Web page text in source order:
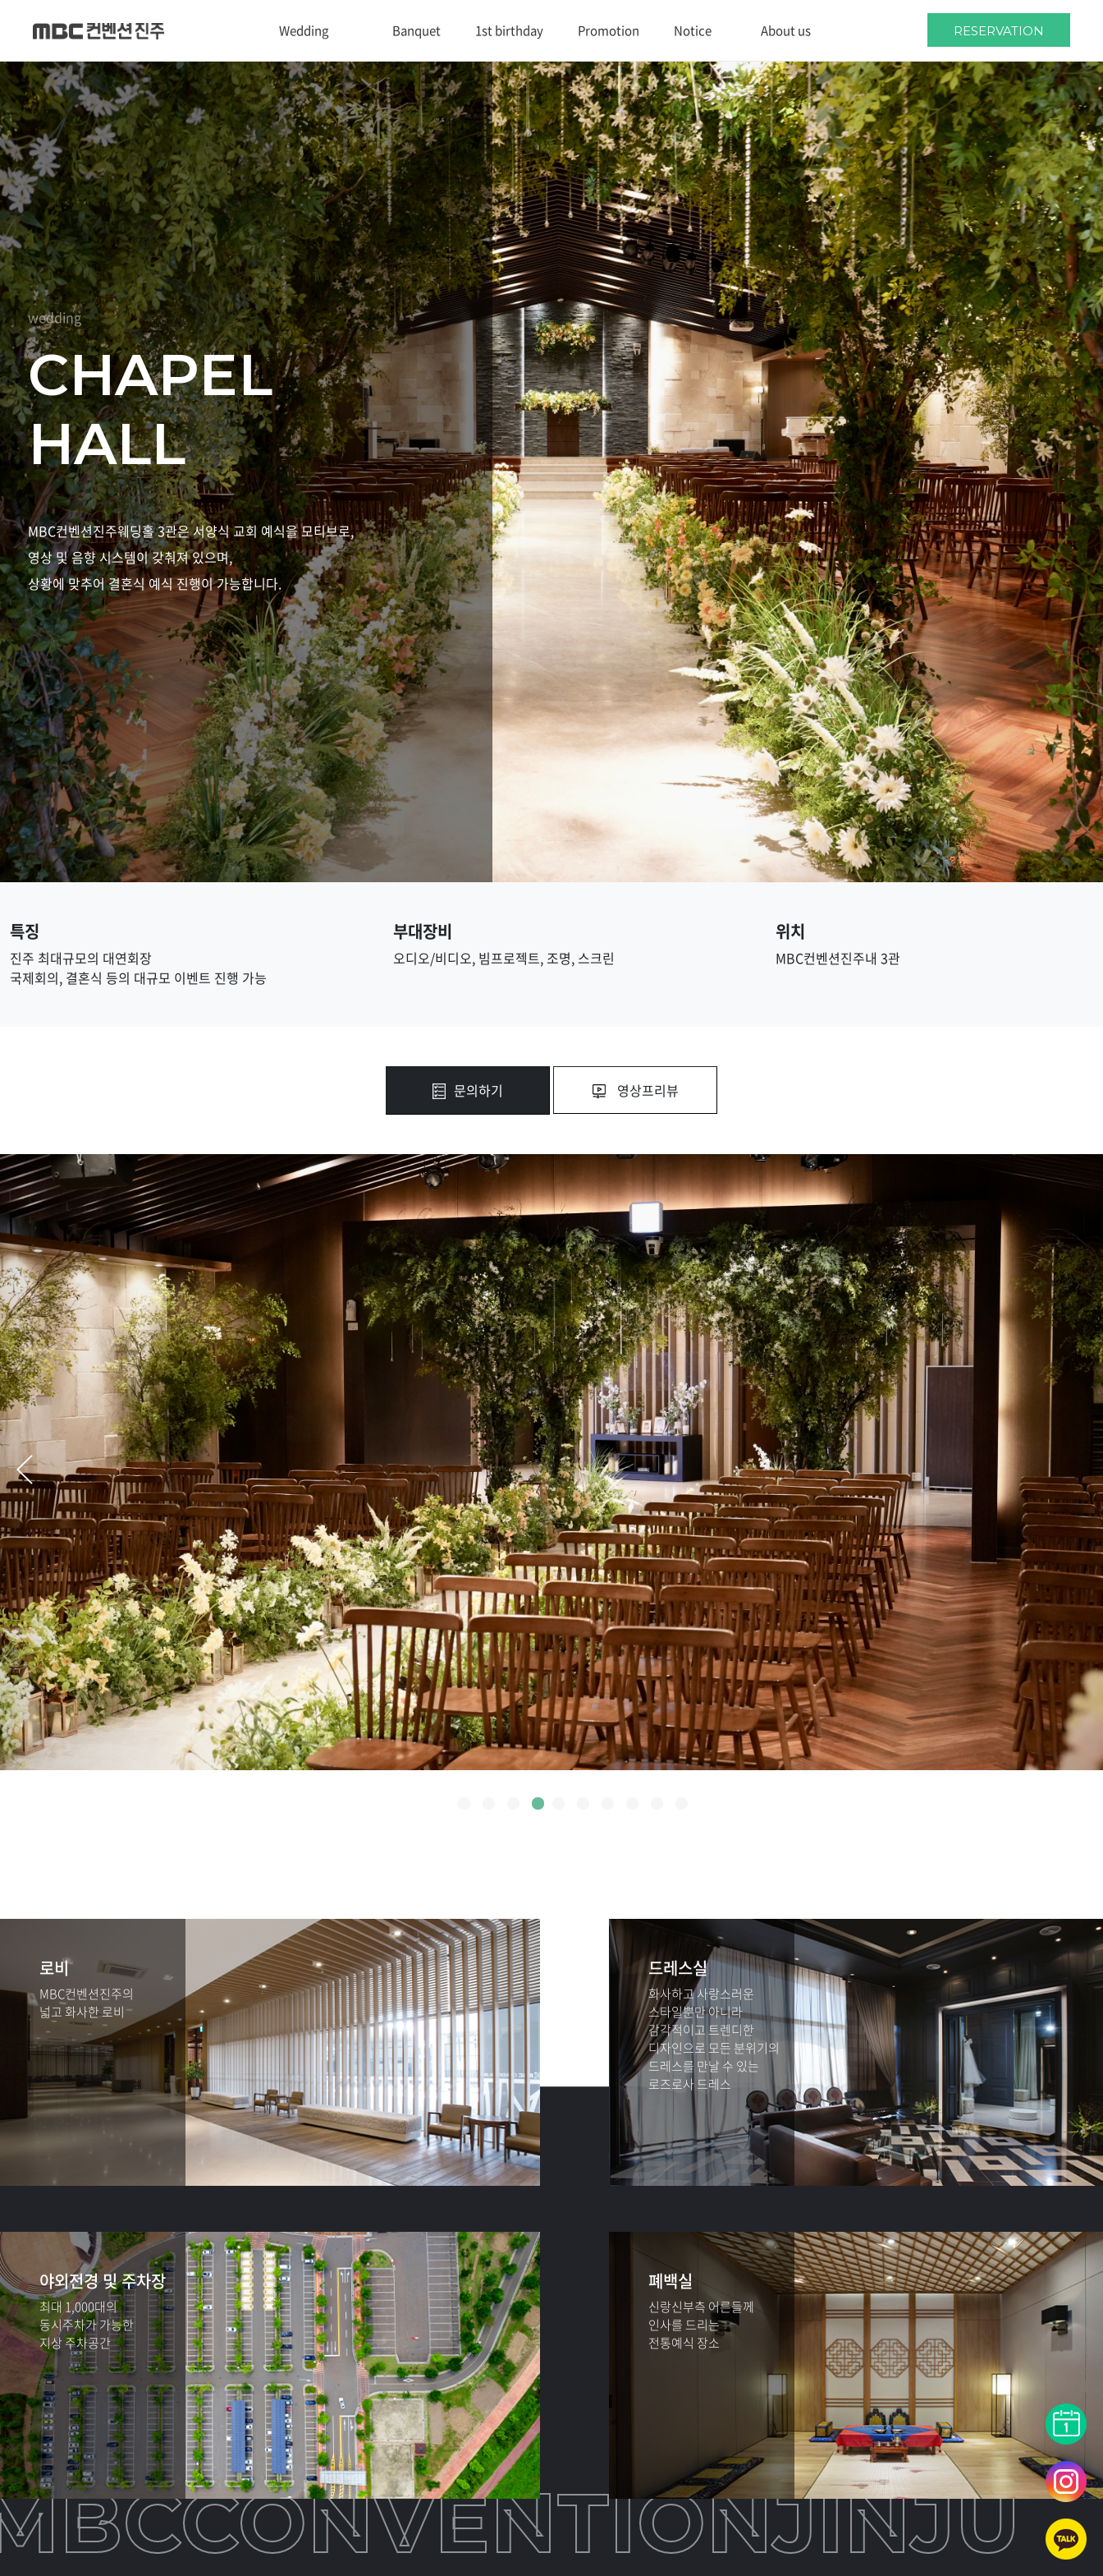
RESERVATION
Wedding
1관 Convention hall
2관 Castle hall
3관 Chapel hall
Dress & Makeup shop
폐백실
Banquet
대연회장 1
대연회장 2
연회실적
Buffet
1st birthday
1st birthday
Promotion
Promotion
Notice
Notice
Review
About us
About us
Location
Wedding guides
wedding
CHAPEL
HALL
MBC컨벤션진주웨딩홀 3관은 서양식 교회 예식을 모티브로,
영상 및 음향 시스템이 갖춰져 있으며,
상황에 맞추어 결혼식 예식 진행이 가능합니다.
특징
진주 최대규모의 대연회장
국제회의, 결혼식 등의 대규모 이벤트 진행 가능
부대장비
오디오/비디오, 빔프로젝트, 조명, 스크린
위치
MBC컨벤션진주내 3관
문의하기 영상프리뷰
로비
MBC컨벤션진주의
넓고 화사한 로비
드레스실
화사하고 사랑스러운
스타일뿐만 아니라
감각적이고 트렌디한
디자인으로 모든 분위기의
드레스를 만날 수 있는
로즈로사 드레스
야외전경 및 주차장
최대 1,000대의
동시주차가 가능한
지상 주차공간
폐백실
신랑신부측 어른들께
인사를 드리는
전통예식 장소